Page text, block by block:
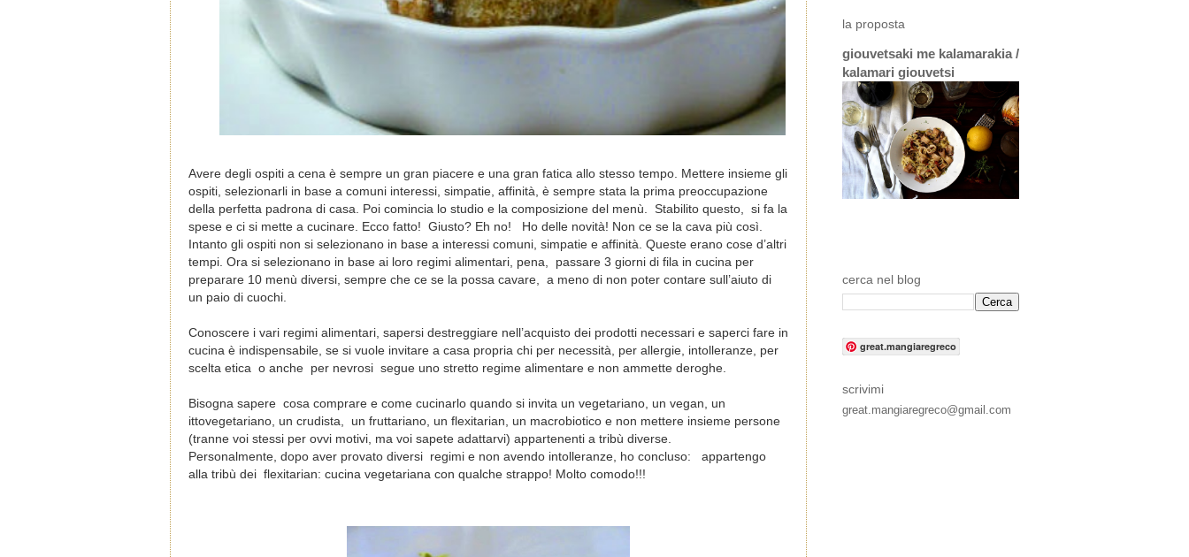
Avere degli ospiti a cena è sempre un gran piacere e una gran fatica allo stesso tempo. Mettere insieme gli
ospiti, selezionarli in base a comuni interessi, simpatie, affinità, è sempre stata la prima preoccupazione
della perfetta padrona di casa. Poi comincia lo studio e la composizione del menù. Stabilito questo, si fa la
spese e ci si mette a cucinare. Ecco fatto! Giusto? Eh no! Ho delle novità! Non ce se la cava più così.
Intanto gli ospiti non si selezionano in base a interessi comuni, simpatie e affinità. Queste erano cose d’altri
tempi. Ora si selezionano in base ai loro regimi alimentari, pena, passare 3 giorni di fila in cucina per
preparare 10 menù diversi, sempre che ce se la possa cavare, a meno di non poter contare sull’aiuto di
un paio di cuochi.
Conoscere i vari regimi alimentari, sapersi destreggiare nell’acquisto dei prodotti necessari e saperci fare in
cucina è indispensabile, se si vuole invitare a casa propria chi per necessità, per allergie, intolleranze, per
scelta etica o anche per nevrosi segue uno stretto regime alimentare e non ammette deroghe.
Bisogna sapere cosa comprare e come cucinarlo quando si invita un vegetariano, un vegan, un
ittovegetariano, un crudista, un fruttariano, un flexitarian, un macrobiotico e non mettere insieme persone
(tranne voi stessi per ovvi motivi, ma voi sapete adattarvi) appartenenti a tribù diverse.
Personalmente, dopo aver provato diversi regimi e non avendo intolleranze, ho concluso: appartengo
alla tribù dei flexitarian: cucina vegetariana con qualche strappo! Molto comodo!!!
la proposta
giouvetsaki me kalamarakia /
kalamari giouvetsi
cerca nel blog
great.mangiaregreco
scrivimi
great.mangiaregreco@gmail.com